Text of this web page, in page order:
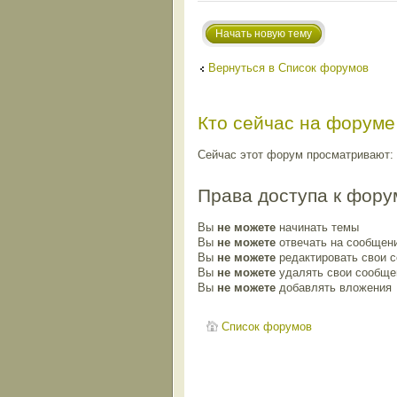
Начать новую тему
Вернуться в Список форумов
Кто сейчас на форуме
Сейчас этот форум просматривают:
Права доступа к
Вы не можетеначинать темы
Вы не можетеотвечать на
Вы не можетередактировать свои
Вы не можетеудалять свои
Вы не можетедобавлять вложения
Список форумов